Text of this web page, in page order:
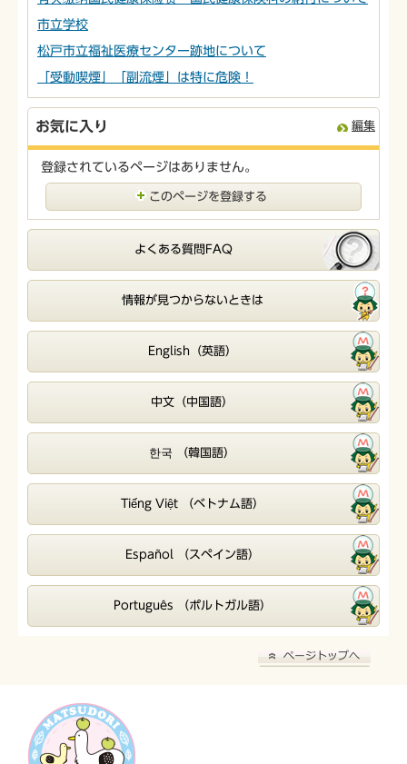
市立学校
松戸市立福祉医療センター跡地について
「受動喫煙」「副流煙」は特に危険！
お気に入り 編集
登録されているページはありません。
このページを登録する
よくある質問FAQ
情報が見つからないときは
English（英語）
中文（中国語）
한국 （韓国語）
Tiếng Việt （ベトナム語）
Español （スペイン語）
Português （ポルトガル語）